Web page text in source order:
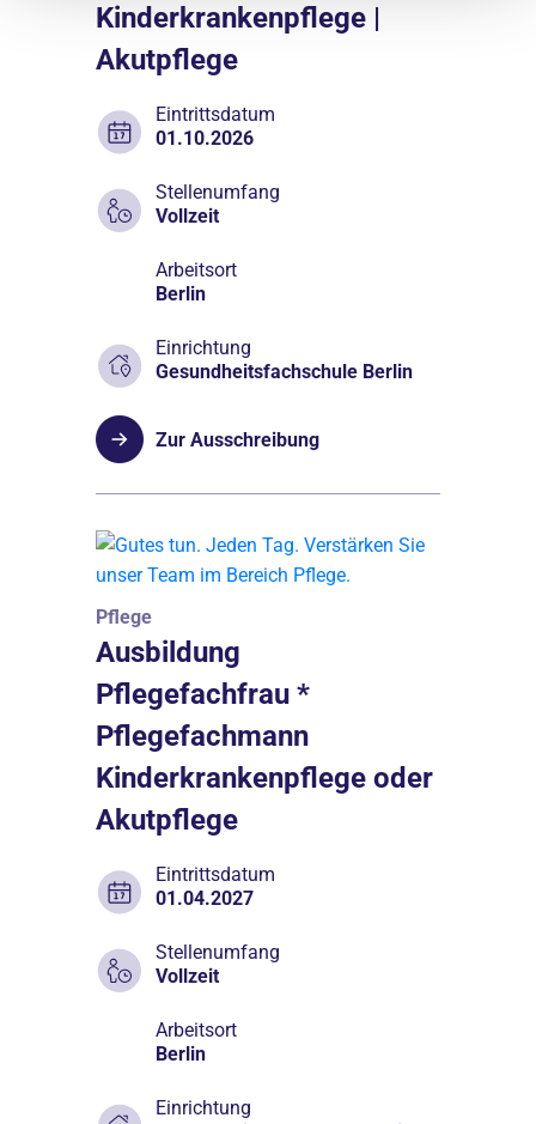
Kinderkrankenpflege |
Akutpflege
Eintrittsdatum
01.10.2026
Stellenumfang
Vollzeit
Arbeitsort
Berlin
Einrichtung
Gesundheitsfachschule Berlin
Zur Ausschreibung
Pflege
Ausbildung
Pflegefachfrau *
Pflegefachmann
Kinderkrankenpflege oder
Akutpflege
Eintrittsdatum
01.04.2027
Stellenumfang
Vollzeit
Arbeitsort
Berlin
Einrichtung